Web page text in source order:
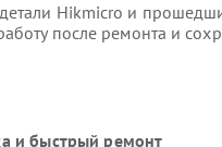
Hikmicro и
после ремонта и
и быстрый ремонт